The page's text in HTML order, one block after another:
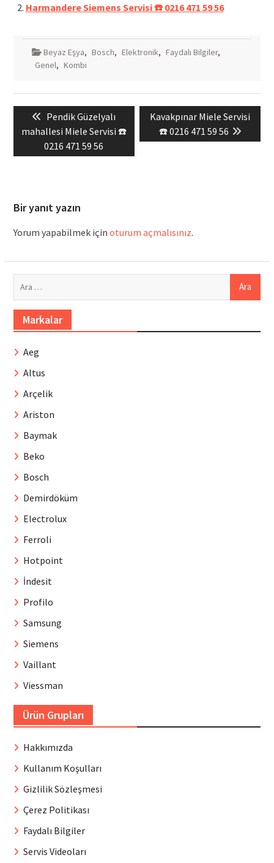
Harmandere Siemens Servisi ☎️ 0216 471 59 56
Beyaz Eşya, Bosch, Elektronik, Faydalı Bilgiler,
Genel, Kombi
gezinmesi
Previous
post:
Pendik Güzelyalı
mahallesi Miele Servisi ☎️
0216 471 59 56
Next
post:
Kavakpınar Miele Servisi
☎️ 0216 471 59 56
Bir yanıt yazın
Yorum yapabilmek için oturum açmalısınız.
Markalar
Aeg
Altus
Arçelik
Ariston
Baymak
Beko
Bosch
Demirdöküm
Electrolux
Ferroli
Hotpoint
İndesit
Profilo
Samsung
Siemens
Vaillant
Viessman
Ürün Grupları
Hakkımızda
Kullanım Koşulları
Gizlilik Sözleşmesi
Çerez Politikası
Faydalı Bilgiler
Servis Videoları